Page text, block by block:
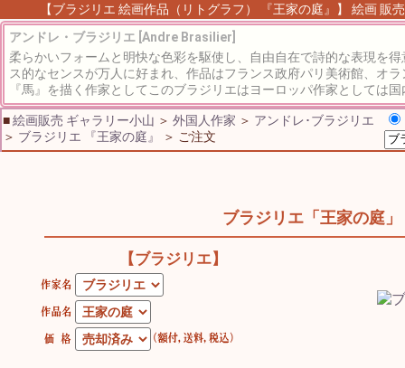
【ブラジリエ 絵画作品（リトグラフ） 『王家の庭』】 絵画 販
アンドレ・ブラジリエ [Andre Brasilier]
柔らかいフォームと明快な色彩を駆使し、自由自在で詩的な表現を
ス的なセンスが万人に好まれ、作品はフランス政府パリ美術館、オ
『馬』を描く作家としてこのブラジリエはヨーロッパ作家としては
■絵画販売 ギャラリー小山 ＞ 外国人作家 ＞ アンドレ･ブラジリエ
＞ ブラジリエ 『王家の庭』 ＞ ご注文
ブラジリエ「王家の庭」
【ブラジリエ】